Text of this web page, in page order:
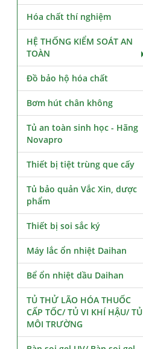
Hóa chất thí nghiệm
HỆ THỐNG KIỂM SOÁT AN
TOÀN
Đồ bảo hộ hóa chất
Bơm hút chân không
Tủ an toàn sinh học - Hãng
Novapro
Thiết bị tiệt trùng que cấy
Tủ bảo quản Vắc Xin, dược
phẩm
Thiết bị soi sắc ký
Máy lắc ổn nhiệt Daihan
Bể ổn nhiệt dầu Daihan
TỦ THỬ LÃO HÓA THUỐC
CẤP TỐC/ TỦ VI KHÍ HẬU/ TỦ
MÔI TRƯỜNG